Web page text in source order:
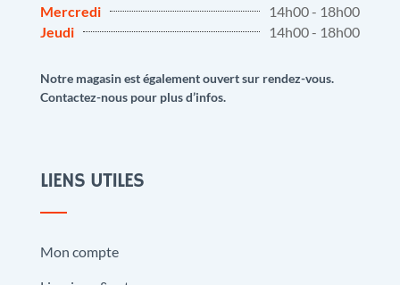
Mercredi
14h00 - 18h00
Jeudi
14h00 - 18h00
Notre magasin est également ouvert sur rendez-vous.
Contactez-nous pour plus d’infos.
LIENS UTILES
Mon compte